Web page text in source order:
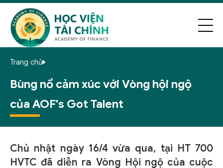
Trang chủ
Bùng nổ cảm xúc với Vòng hội ngộ
của AOF's Got Talent
Chủ nhật ngày 16/4 vừa qua, tại HT 700
HVTC đã diễn ra Vòng Hội ngộ của cuộc